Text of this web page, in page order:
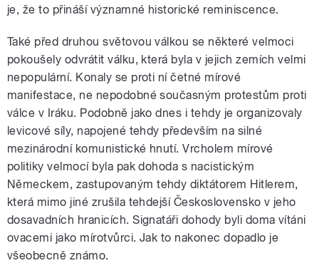
je, že to přináší významné historické reminiscence.
Také před druhou světovou válkou se některé velmoci
pokoušely odvrátit válku, která byla v jejich zemích velmi
nepopulární. Konaly se proti ní četné mírové
manifestace, ne nepodobné současným protestům proti
válce v Iráku. Podobně jako dnes i tehdy je organizovaly
levicové síly, napojené tehdy především na silné
mezinárodní komunistické hnutí. Vrcholem mírové
politiky velmocí byla pak dohoda s nacistickým
Německem, zastupovaným tehdy diktátorem Hitlerem,
která mimo jiné zrušila tehdejší Československo v jeho
dosavadních hranicích. Signatáři dohody byli doma vítáni
ovacemi jako mírotvůrci. Jak to nakonec dopadlo je
všeobecně známo.